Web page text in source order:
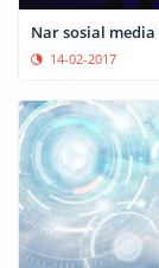
Nar sosial
14-02-2017